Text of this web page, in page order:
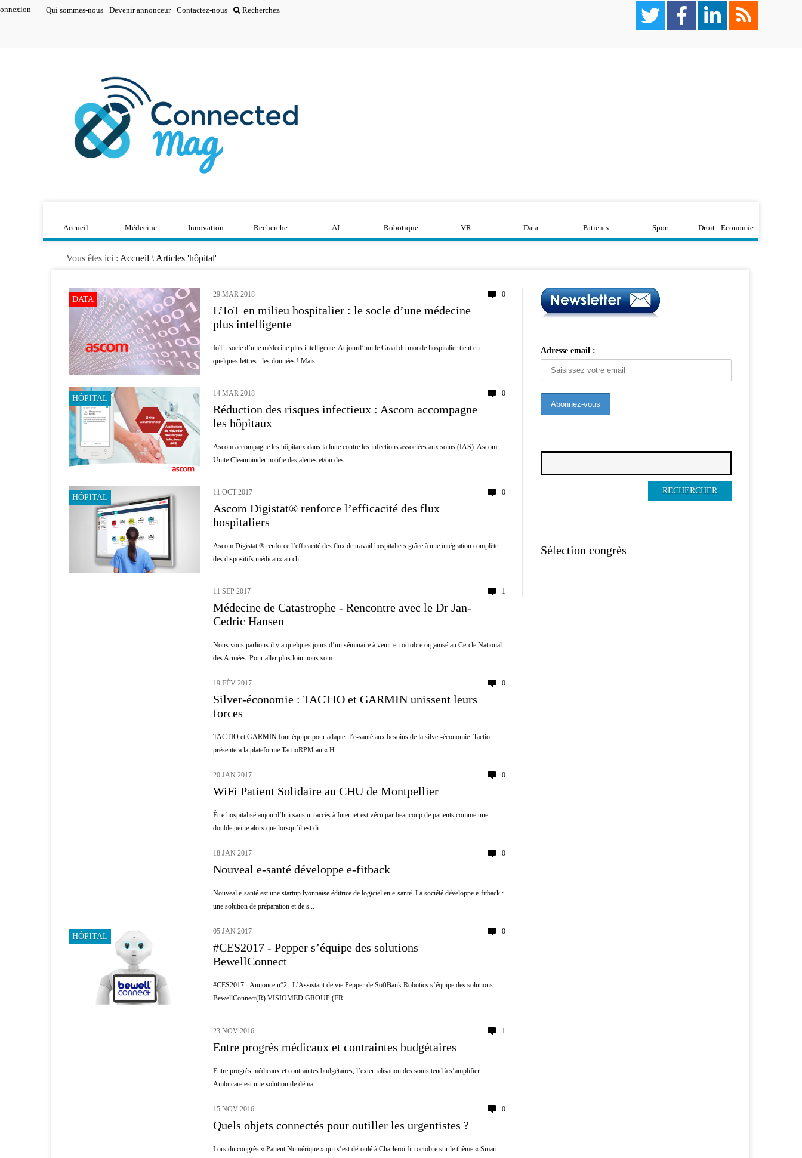
Qui sommes-nous Devenir annonceur Contactez-nous Recherchez
Accueil Médecine Innovation Recherche AI Robotique VR Data Patients Sport Droit - Economie
Vous êtes ici : Accueil \ Articles 'hôpital'
DATA
29 MAR 2018 0
L’IoT en milieu hospitalier : le socle d’une médecine
plus intelligente
IoT : socle d’une médecine plus intelligente. Aujourd’hui le Graal du monde hospitalier tient en
quelques lettres : les données ! Mais...
HÔPITAL
14 MAR 2018 0
Réduction des risques infectieux : Ascom accompagne
les hôpitaux
Ascom accompagne les hôpitaux dans la lutte contre les infections associées aux soins (IAS). Ascom
Unite Cleanminder notifie des alertes et/ou des ...
HÔPITAL
11 OCT 2017 0
Ascom Digistat® renforce l’efficacité des flux
hospitaliers
Ascom Digistat ® renforce l’efficacité des flux de travail hospitaliers grâce à une intégration complète
des dispositifs médicaux au ch...
11 SEP 2017 1
Médecine de Catastrophe - Rencontre avec le Dr Jan-
Cedric Hansen
Nous vous parlions il y a quelques jours d’un séminaire à venir en octobre organisé au Cercle National
des Armées. Pour aller plus loin nous som...
19 FÉV 2017 0
Silver-économie : TACTIO et GARMIN unissent leurs
forces
TACTIO et GARMIN font équipe pour adapter l’e-santé aux besoins de la silver-économie. Tactio
présentera la plateforme TactioRPM au « H...
20 JAN 2017 0
WiFi Patient Solidaire au CHU de Montpellier
Être hospitalisé aujourd’hui sans un accès à Internet est vécu par beaucoup de patients comme une
double peine alors que lorsqu’il est di...
18 JAN 2017 0
Nouveal e-santé développe e-fitback
Nouveal e-santé est une startup lyonnaise éditrice de logiciel en e-santé. La société développe e-fitback :
une solution de préparation et de s...
HÔPITAL
05 JAN 2017 0
#CES2017 - Pepper s’équipe des solutions
BewellConnect
#CES2017 - Annonce n°2 : L’Assistant de vie Pepper de SoftBank Robotics s’équipe des solutions
BewellConnect(R) VISIOMED GROUP (FR...
23 NOV 2016 1
Entre progrès médicaux et contraintes budgétaires
Entre progrès médicaux et contraintes budgétaires, l’externalisation des soins tend à s’amplifier.
Ambucare est une solution de déma...
15 NOV 2016 0
Quels objets connectés pour outiller les urgentistes ?
Lors du congrès « Patient Numérique » qui s’est déroulé à Charleroi fin octobre sur le thème « Smart
Adresse email :
Sélection congrès